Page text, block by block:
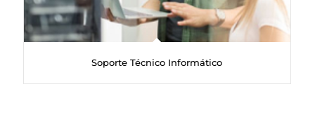
Soporte Técnico Informático